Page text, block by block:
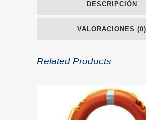
DESCRIPCIÓN
VALORACIONES (0)
Related Products